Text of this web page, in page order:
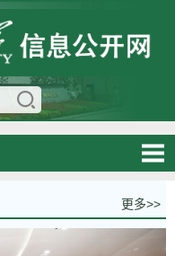
更多>>